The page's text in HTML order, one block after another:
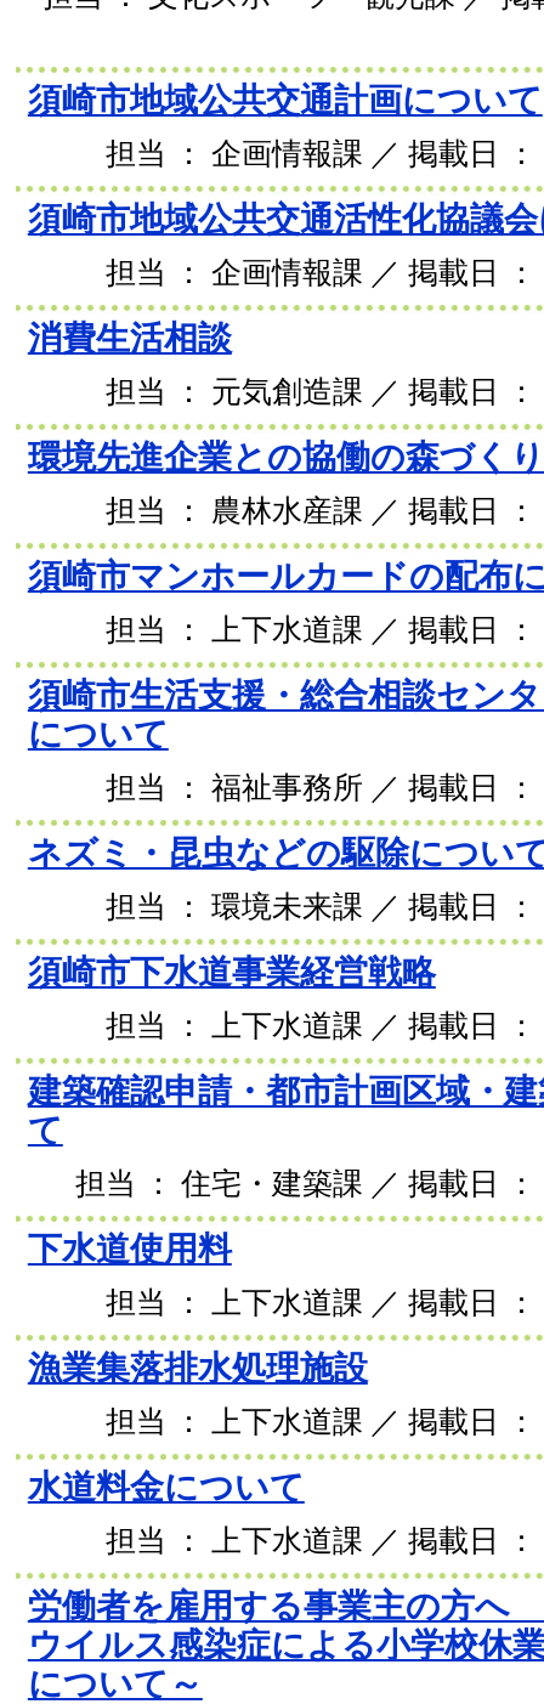
須崎市地域公共交通計画について
担当 ： 企画情報課 ／ 掲載日 ：
須崎市地域公共交通活性化協議
担当 ： 企画情報課 ／ 掲載日 ：
消費生活相談
担当 ： 元気創造課 ／ 掲載日 ：
環境先進企業との協働の森づく
担当 ： 農林水産課 ／ 掲載日 ：
須崎市マンホールカードの配布
担当 ： 上下水道課 ／ 掲載日 ：
須崎市生活支援・総合相談セン
について
担当 ： 福祉事務所 ／ 掲載日 ：
ネズミ・昆虫などの駆除につい
担当 ： 環境未来課 ／ 掲載日 ：
須崎市下水道事業経営戦略
担当 ： 上下水道課 ／ 掲載日 ：
建築確認申請・都市計画区域・
て
担当 ： 住宅・建築課 ／ 掲載日 ：
下水道使用料
担当 ： 上下水道課 ／ 掲載日 ：
漁業集落排水処理施設
担当 ： 上下水道課 ／ 掲載日 ：
水道料金について
担当 ： 上下水道課 ／ 掲載日 ：
労働者を雇用する事業主の方へ
ウイルス感染症による小学校休
について～